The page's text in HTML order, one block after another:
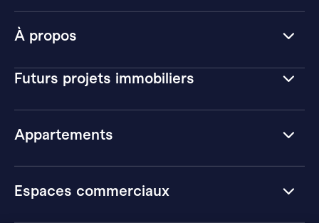
À propos
Futurs projets immobiliers
Appartements
Espaces commerciaux